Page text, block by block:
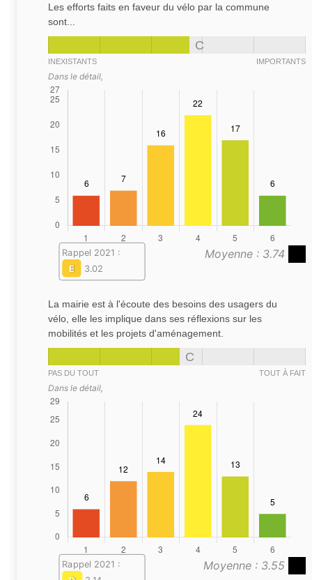
Les efforts faits en faveur du vélo par la commune
sont...
C
INEXISTANTS IMPORTANTS
Dans le détail,
Moyenne : 3.74
Rappel 2021 :
E
3.02
La mairie est à l'écoute des besoins des usagers du
vélo, elle les implique dans ses réflexions sur les
mobilités et les projets d'aménagement.
C
PAS DU TOUT TOUT À FAIT
Dans le détail,
Moyenne : 3.55
Rappel 2021 :